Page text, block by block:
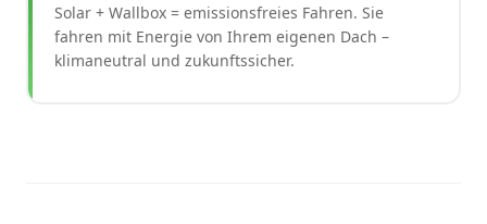
Solar + Wallbox = emissionsfreies Fahren. Sie
fahren mit Energie von Ihrem eigenen Dach –
klimaneutral und zukunftssicher.